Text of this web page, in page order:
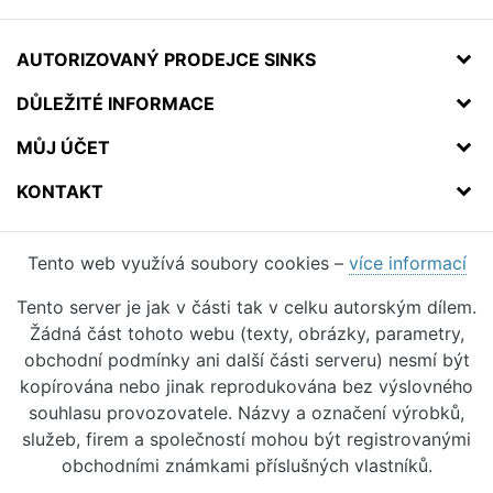
AUTORIZOVANÝ PRODEJCE SINKS
DŮLEŽITÉ INFORMACE
MŮJ ÚČET
KONTAKT
Tento web využívá soubory cookies – více informací
Tento server je jak v části tak v celku autorským dílem.
Žádná část tohoto webu (texty, obrázky, parametry,
obchodní podmínky ani další části serveru) nesmí být
kopírována nebo jinak reprodukována bez výslovného
souhlasu provozovatele. Názvy a označení výrobků,
služeb, firem a společností mohou být registrovanými
obchodními známkami příslušných vlastníků.